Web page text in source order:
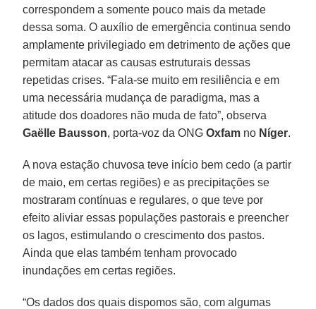
correspondem a somente pouco mais da metade
dessa soma. O auxílio de emergência continua sendo
amplamente privilegiado em detrimento de ações que
permitam atacar as causas estruturais dessas
repetidas crises. “Fala-se muito em resiliência e em
uma necessária mudança de paradigma, mas a
atitude dos doadores não muda de fato”, observa
Gaëlle Bausson, porta-voz da ONGOxfam no Níger.
A nova estação chuvosa teve início bem cedo (a partir
de maio, em certas regiões) e as precipitações se
mostraram contínuas e regulares, o que teve por
efeito aliviar essas populações pastorais e preencher
os lagos, estimulando o crescimento dos pastos.
Ainda que elas também tenham provocado
inundações em certas regiões.
“Os dados dos quais dispomos são, com algumas